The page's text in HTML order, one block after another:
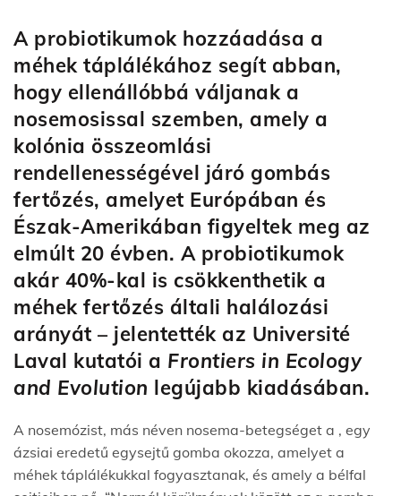
A probiotikumok hozzáadása a
méhek táplálékához segít abban,
hogy ellenállóbbá váljanak a
nosemosissal szemben, amely a
kolónia összeomlási
rendellenességével járó gombás
fertőzés, amelyet Európában és
Észak-Amerikában figyeltek meg az
elmúlt 20 évben. A probiotikumok
akár 40%-kal is csökkenthetik a
méhek fertőzés általi halálozási
arányát – jelentették az Université
Laval kutatói a Frontiers in Ecology
and Evolution legújabb kiadásában.
A nosemózist, más néven nosema-betegséget a , egy
ázsiai eredetű egysejtű gomba okozza, amelyet a
méhek táplálékukkal fogyasztanak, és amely a bélfal